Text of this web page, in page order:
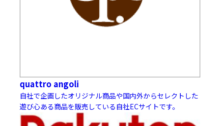
quattro angoli
自社で企画したオリジナル商品や国内外からセレクトした
遊び心ある商品を販売している自社ECサイトです。